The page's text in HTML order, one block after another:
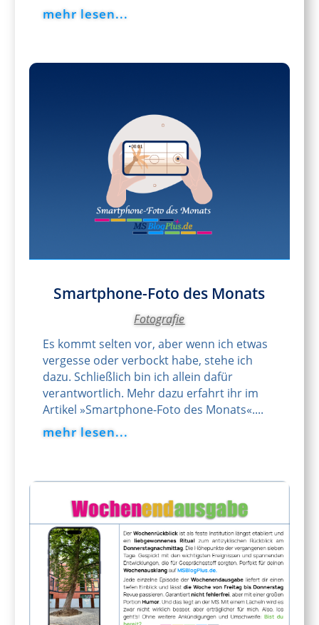
mehr lesen...
Smartphone-Foto des Monats
Fotografie
Es kommt selten vor, aber wenn ich etwas
vergesse oder verbockt habe, stehe ich
dazu. Schließlich bin ich allein dafür
verantwortlich. Mehr dazu erfahrt ihr im
Artikel »Smartphone-Foto des Monats«....
mehr lesen...